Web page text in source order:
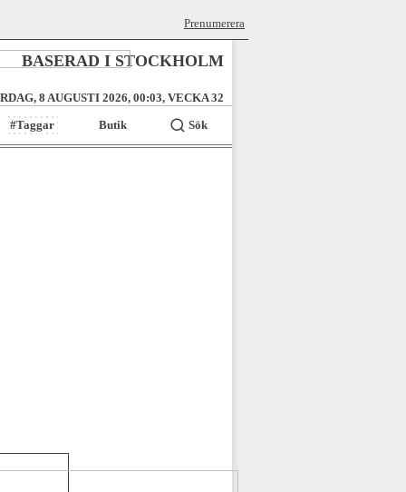
Prenumerera
BASERAD I STOCKHOLM
8 AUGUSTI 2026, 00:03, VECKA 32
#Taggar
Butik Sök